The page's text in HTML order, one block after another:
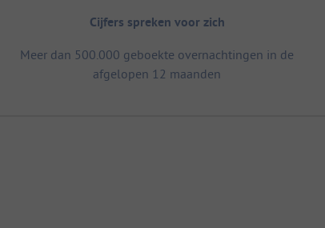
Cijfers spreken voor zich
Meer dan 500.000 geboekte overnachtingen in de
afgelopen 12 maanden